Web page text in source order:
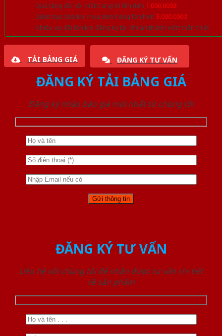
Quà tặng đồ nội thất trang trí lên đến 1.000.000đ
Giảm trực tiếp khi mua đơn hàng lớn hơn 3.000.000đ
Nhiều ưu đãi lớn khi đăng ký tài khoản thành viên thân thiết
TẢI BẢNG GIÁ ĐĂNG KÝ TƯ VẤN
ĐĂNG KÝ TẢI BẢNG GIÁ
Đăng ký nhận báo giá mới nhất từ chúng tôi
ĐĂNG KÝ TƯ VẤN
Liên hệ với chúng tôi để nhận được tư vấn chi tiết
về sản phẩm